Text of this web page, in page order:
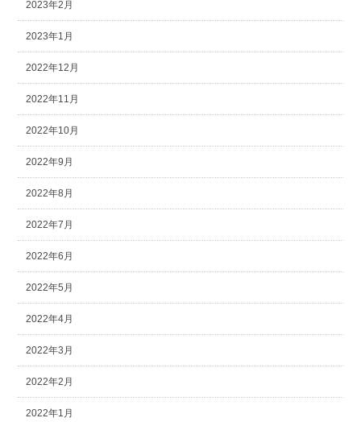
2023年2月
2023年1月
2022年12月
2022年11月
2022年10月
2022年9月
2022年8月
2022年7月
2022年6月
2022年5月
2022年4月
2022年3月
2022年2月
2022年1月